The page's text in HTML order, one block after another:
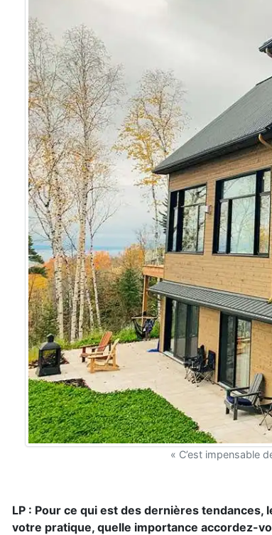
« C’est impensable
LP : Pour ce qui est des dernières
votre pratique, quelle importance accordez-